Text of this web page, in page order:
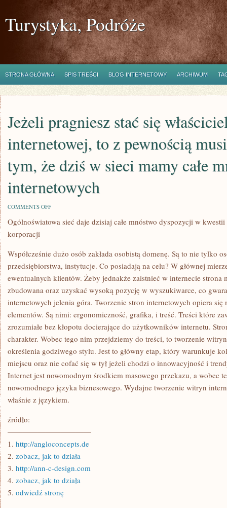
Turystyka, Podróże
STRONA GŁÓWNA SPIS TREŚCI BLOG INTERNETOWY ARCHIWUM
Jeżeli pragniesz stać się
internetowej, to z pewnością
tym, że dziś w sieci mamy całe
internetowych
COMMENTS OFFON
PRAGNIESZ
STRONY
TO
Z
PEWNOŚCIĄ
MUSISZ
PAMIĘTAĆ
O
TYM,
ŻE
DZIŚ
W
SIECI
MAMY
MNÓSTWO
WITRYN
INTERNETOWYCH
Ogólnoświatowa sieć daje dzisiaj całe mnóstwo dyspozycji w kwestii
korporacji
Współcześnie dużo osób zakłada osobistą domenę. Są to nie tylko
przedsiębiorstwa, instytucje. Co posiadają na celu? W głównej
ewentualnych klientów. Żeby jednakże zaistnieć w internecie strona
zbudowana oraz uzyskać wysoką pozycję w wyszukiwarce, co
internetowych jelenia góra. Tworzenie stron internetowych opiera się
elementów. Są nimi: ergonomiczność, grafika, i treść. Treści które
zrozumiałe bez kłopotu docierające do użytkowników internetu.
charakter. Wobec tego nim przejdziemy do treści, to tworzenie
określenia godziwego stylu. Jest to główny etap, który warunkuje
miejscu oraz nie cofać się w tył jeżeli chodzi o innowacyjność i
Internet jest nowomodnym środkiem masowego przekazu, a wobec
nowomodnego języka biznesowego. Wydajne tworzenie witryn
właśnie z językiem.
źródło:
———————————
1. http://angloconcepts.de
2. zobacz, jak to działa
3. http://ann-c-design.com
4. zobacz, jak to działa
5. odwiedź stronę